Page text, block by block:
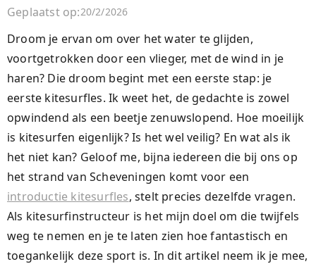
Geplaatst op:20/2/2026
Droom je ervan om over het water te glijden,
voortgetrokken door een vlieger, met de wind in je
haren? Die droom begint met een eerste stap: je
eerste kitesurfles. Ik weet het, de gedachte is zowel
opwindend als een beetje zenuwslopend. Hoe moeilijk
is kitesurfen eigenlijk? Is het wel veilig? En wat als ik
het niet kan? Geloof me, bijna iedereen die bij ons op
het strand van Scheveningen komt voor een
introductie kitesurfles, stelt precies dezelfde vragen.
Als kitesurfinstructeur is het mijn doel om die twijfels
weg te nemen en je te laten zien hoe fantastisch en
toegankelijk deze sport is. In dit artikel neem ik je mee,